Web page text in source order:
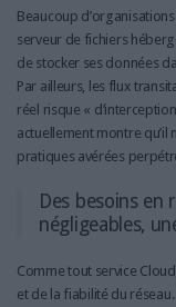
Beaucoup
serveur de fichiers
de stocker ses données
Par ailleurs, les flux
réel risque «
actuellement montre qu’il
pratiques avérées
Des besoins en
négligeables,
Comme tout service
et de la fiabilité du